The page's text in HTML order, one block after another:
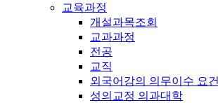
교육과정
개설과목조회
교과과정
전공
교직
외국어강의 의무이수 요건
성의교정 의과대학